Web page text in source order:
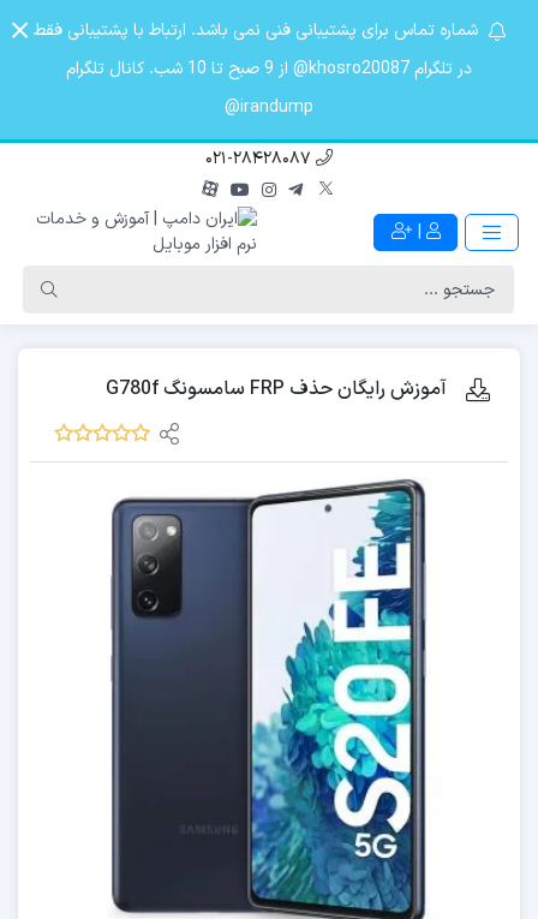
شماره تماس برای پشتیبانی فنی نمی باشد. ارتباط با پشتیبانی فقط
در تلگرام khosro20087@ از 9 صبح تا 10 شب. کانال تلگرام
irandump@
021-28428087
|
آموزش رایگان حذف FRP سامسونگ G780f